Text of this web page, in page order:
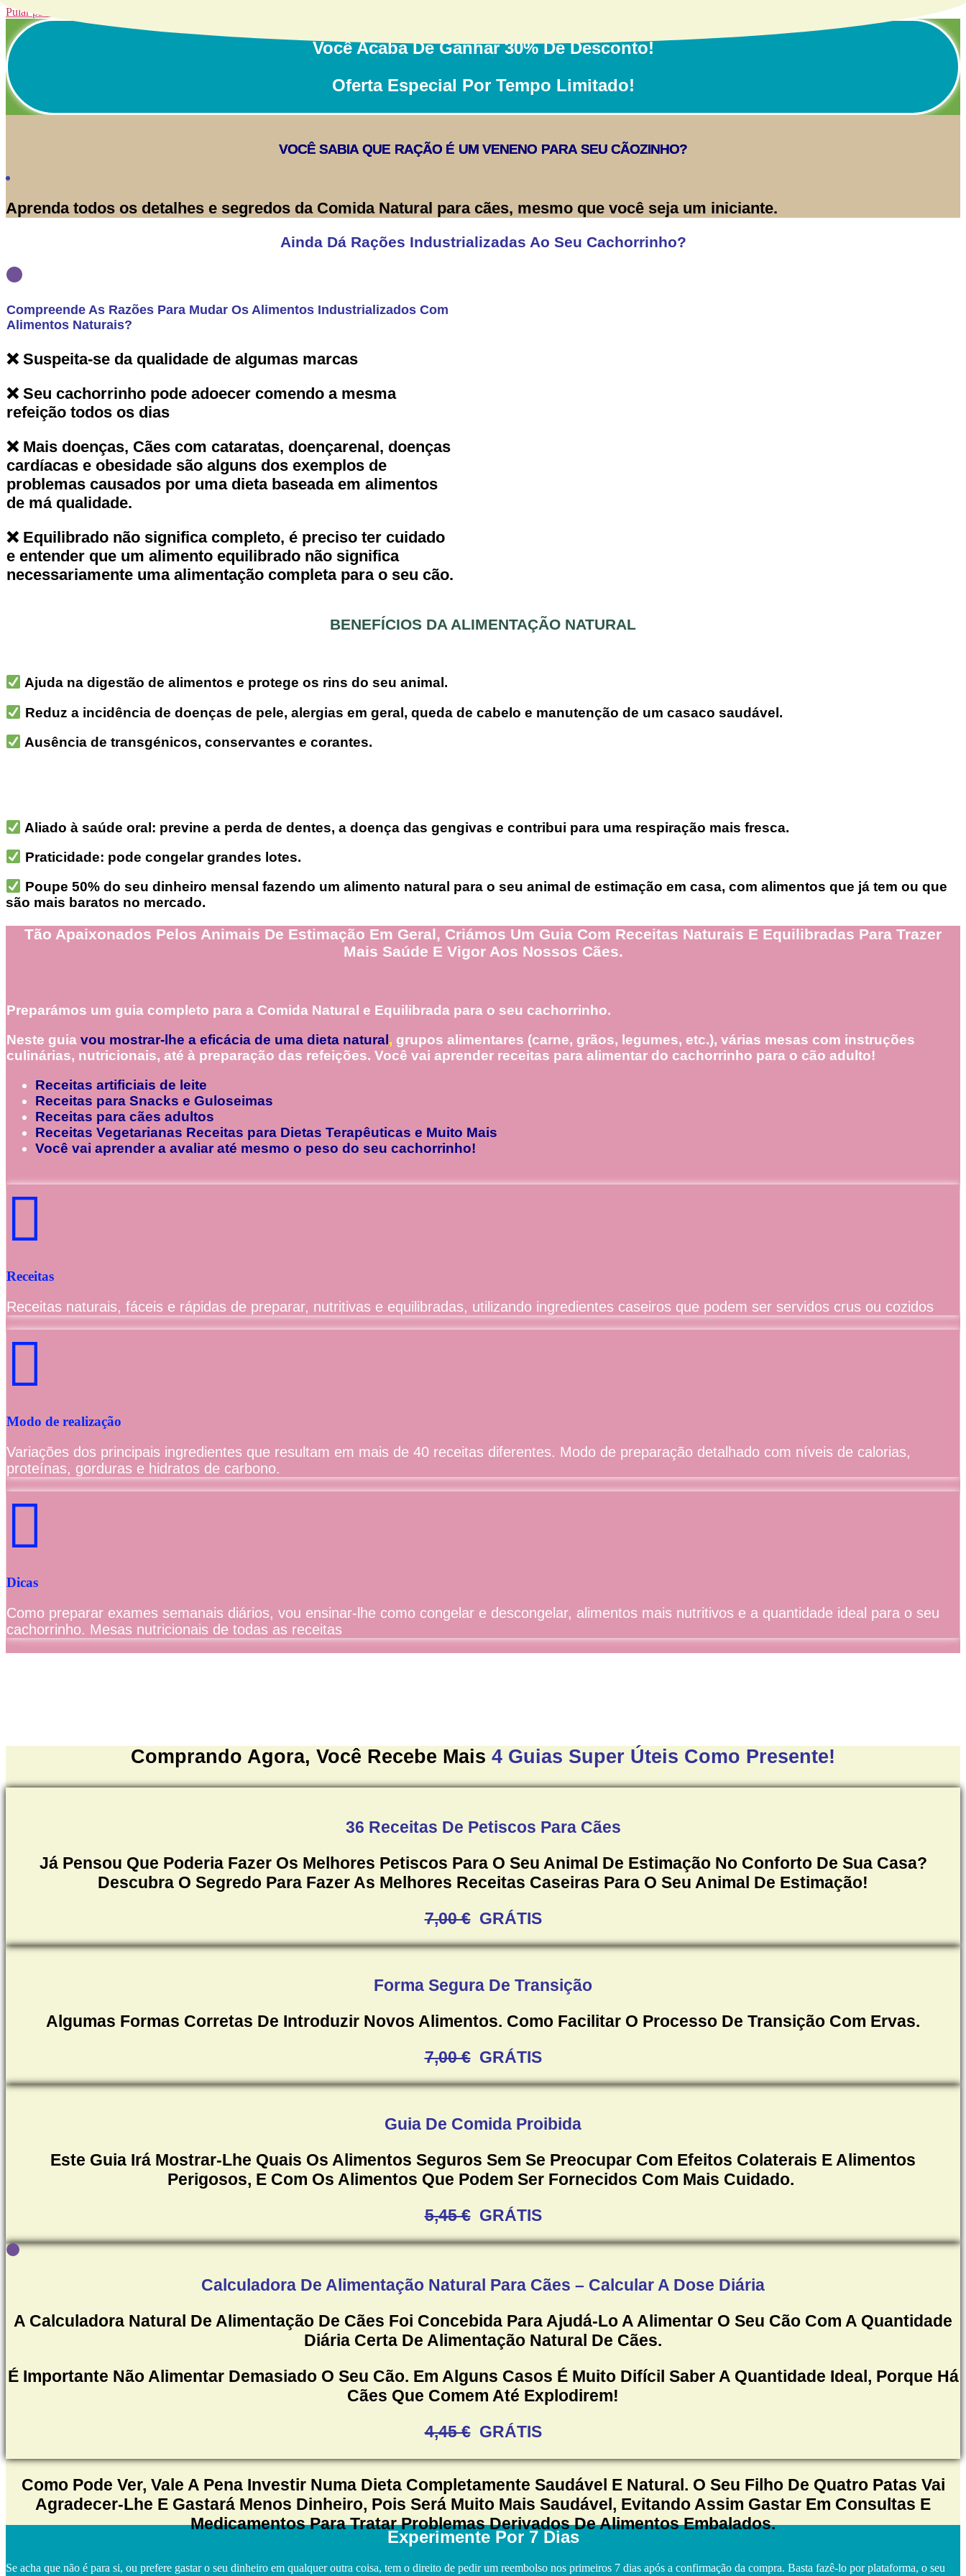
Pular para o conteúdo
Você Acaba De Ganhar 30% De Desconto!
Oferta Especial Por Tempo Limitado!
VOCÊ SABIA QUE RAÇÃO É UM VENENO PARA SEU CÃOZINHO?
Aprenda todos os detalhes e segredos da Comida Natural para cães, mesmo que você seja um iniciante.
Ainda Dá Rações Industrializadas Ao Seu Cachorrinho?
Compreende As Razões Para Mudar Os Alimentos Industrializados Com
Alimentos Naturais?
❌ Suspeita-se da qualidade de algumas marcas
❌ Seu cachorrinho pode adoecer comendo a mesma
refeição todos os dias
❌ Mais doenças, Cães com cataratas, doençarenal, doenças
cardíacas e obesidade são alguns dos exemplos de
problemas causados por uma dieta baseada em alimentos
de má qualidade.
❌ Equilibrado não significa completo, é preciso ter cuidado
e entender que um alimento equilibrado não significa
necessariamente uma alimentação completa para o seu cão.
BENEFÍCIOS DA ALIMENTAÇÃO NATURAL
Ajuda na digestão de alimentos e protege os rins do seu animal.
Reduz a incidência de doenças de pele, alergias em geral, queda de cabelo e manutenção de um casaco saudável.
Ausência de transgénicos, conservantes e corantes.
Aliado à saúde oral: previne a perda de dentes, a doença das gengivas e contribui para uma respiração mais fresca.
Praticidade: pode congelar grandes lotes.
Poupe 50% do seu dinheiro mensal fazendo um alimento natural para o seu animal de estimação em casa, com alimentos que já tem ou que
são mais baratos no mercado.
Tão Apaixonados Pelos Animais De Estimação Em Geral, Criámos Um Guia Com Receitas Naturais E Equilibradas Para Trazer
Mais Saúde E Vigor Aos Nossos Cães.
Preparámos um guia completo para a Comida Natural e Equilibrada para o seu cachorrinho.
Neste guia vou mostrar-lhe a eficácia de uma dieta natural , grupos alimentares (carne, grãos, legumes, etc.), várias mesas com instruções
culinárias, nutricionais, até à preparação das refeições. Você vai aprender receitas para alimentar do cachorrinho para o cão adulto!
Receitas artificiais de leite
Receitas para Snacks e Guloseimas
Receitas para cães adultos
Receitas Vegetarianas Receitas para Dietas Terapêuticas e Muito Mais
Você vai aprender a avaliar até mesmo o peso do seu cachorrinho!
Receitas
Receitas naturais, fáceis e rápidas de preparar, nutritivas e equilibradas, utilizando ingredientes caseiros que podem ser servidos crus ou cozidos
Modo de realização
Variações dos principais ingredientes que resultam em mais de 40 receitas diferentes. Modo de preparação detalhado com níveis de calorias,
proteínas, gorduras e hidratos de carbono.
Dicas
Como preparar exames semanais diários, vou ensinar-lhe como congelar e descongelar, alimentos mais nutritivos e a quantidade ideal para o seu
cachorrinho. Mesas nutricionais de todas as receitas
Comprando Agora, Você Recebe Mais 4 Guias Super Úteis Como Presente!
36 Receitas De Petiscos Para Cães
Já Pensou Que Poderia Fazer Os Melhores Petiscos Para O Seu Animal De Estimação No Conforto De Sua Casa?
Descubra O Segredo Para Fazer As Melhores Receitas Caseiras Para O Seu Animal De Estimação!
7,00 €GRÁTIS
Forma Segura De Transição
Algumas Formas Corretas De Introduzir Novos Alimentos. Como Facilitar O Processo De Transição Com Ervas.
7,00 €GRÁTIS
Guia De Comida Proibida
Este Guia Irá Mostrar-Lhe Quais Os Alimentos Seguros Sem Se Preocupar Com Efeitos Colaterais E Alimentos
Perigosos, E Com Os Alimentos Que Podem Ser Fornecidos Com Mais Cuidado.
5,45 €GRÁTIS
Calculadora De Alimentação Natural Para Cães – Calcular A Dose Diária
A Calculadora Natural De Alimentação De Cães Foi Concebida Para Ajudá-Lo A Alimentar O Seu Cão Com A Quantidade
Diária Certa De Alimentação Natural De Cães.
É Importante Não Alimentar Demasiado O Seu Cão. Em Alguns Casos É Muito Difícil Saber A Quantidade Ideal, Porque Há
Cães Que Comem Até Explodirem!
4,45 €GRÁTIS
Como Pode Ver, Vale A Pena Investir Numa Dieta Completamente Saudável E Natural. O Seu Filho De Quatro Patas Vai
Agradecer-Lhe E Gastará Menos Dinheiro, Pois Será Muito Mais Saudável, Evitando Assim Gastar Em Consultas E
Medicamentos Para Tratar Problemas Derivados De Alimentos Embalados.
Experimente Por 7 Dias
Se acha que não é para si, ou prefere gastar o seu dinheiro em qualquer outra coisa, tem o direito de pedir um reembolso nos primeiros 7 dias após a confirmação da compra. Basta fazê-lo por plataforma, o seu